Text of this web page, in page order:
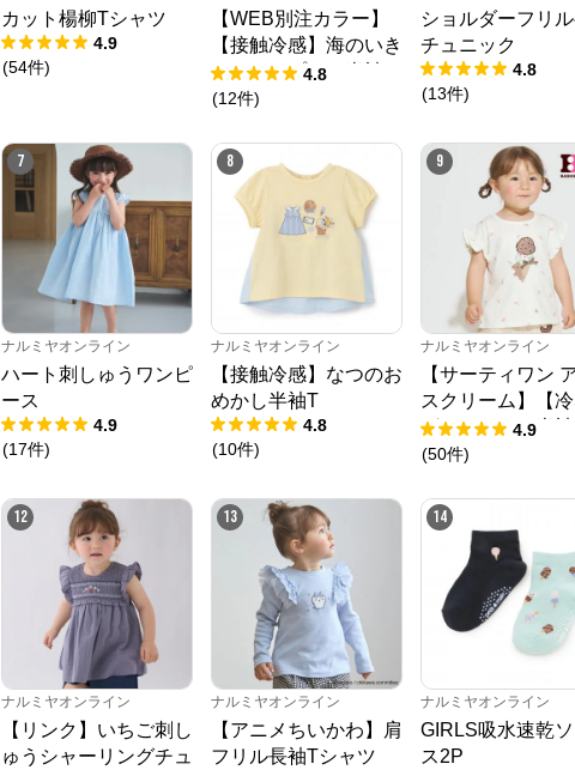
カット楊柳Tシャツ
4.9
(54件)
【WEB別注カラー】
【接触冷感】海のいき
ものアップリケ半袖T
シャツ
4.8
(12件)
ショルダーフリ
チュニック
4.8
(13件)
7
ナルミヤオンライン
ハート刺しゅうワンピ
ース
4.9
(17件)
8
ナルミヤオンライン
【接触冷感】なつのお
めかし半袖T
4.8
(10件)
9
ナルミヤオンライン
【サーティワン
スクリーム】【冷
グラフィック半袖
ャツ
4.9
(50件)
12
ナルミヤオンライン
【リンク】いちご刺し
ゅうシャーリングチュ
13
ナルミヤオンライン
【アニメちいかわ】肩
フリル長袖Tシャツ
14
ナルミヤオンライン
GIRLS吸水速乾
ス2P
ナルミヤオンライン
公式ECサイト
※外部サイトが開きます
ナルミヤオンラインからのコメント
ナルミヤオンライン公式通販ショップ。人気子供服メゾピアノ、プティマイ
ン、ラブトキシック、アナスイミニ等、全ブランド、全商品をご覧いただけま
す。